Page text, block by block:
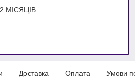
МІСЯЦІВ
Доставка Оплата Умови